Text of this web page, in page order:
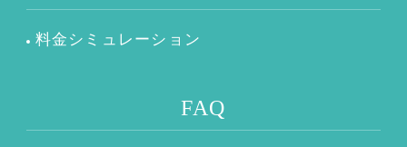
料金シミュレーション
FAQ